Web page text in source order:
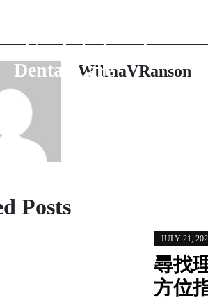
Guide to Local
Dental CareWilmaVRanson
Posts
JULY 21,
尋找
方位